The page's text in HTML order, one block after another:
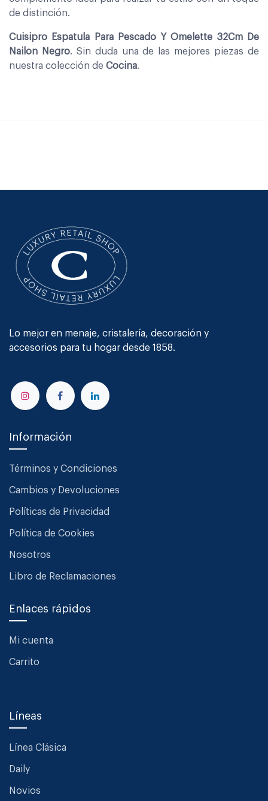
de distinción.
Cuisipro Espatula Para Pescado Y Omelette 32Cm De
Nailon Negro. Sin duda una de las mejores piezas de
nuestra colección de Cocina.
Lo mejor en menaje, cristalería, decoración y
accesorios para tu hogar desde 1858.
Información
Términos y Condiciones
Cambios y Devoluciones
Políticas de Privacidad
Política de Cookies
Nosotros
Libro de Reclamaciones
Enlaces rápidos
Mi cuenta
Carrito
Líneas
Línea Clásica
Daily
Novios